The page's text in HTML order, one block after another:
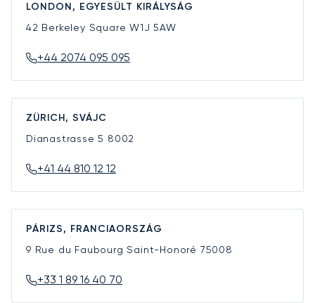
LONDON, EGYESÜLT KIRÁLYSÁG
42 Berkeley SquareW1J 5AW
+44 2074 095 095
ZÜRICH, SVÁJC
Dianastrasse 5 8002
+41 44 810 12 12
PÁRIZS, FRANCIAORSZÁG
9 Rue du Faubourg Saint-Honoré 75008
+33 1 89 16 40 70